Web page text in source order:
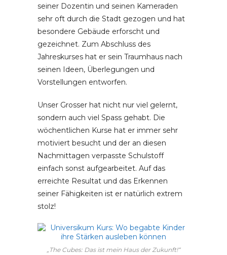
seiner Dozentin und seinen Kameraden
sehr oft durch die Stadt gezogen und hat
besondere Gebäude erforscht und
gezeichnet. Zum Abschluss des
Jahreskurses hat er sein Traumhaus nach
seinen Ideen, Überlegungen und
Vorstellungen entworfen.
Unser Grosser hat nicht nur viel gelernt,
sondern auch viel Spass gehabt. Die
wöchentlichen Kurse hat er immer sehr
motiviert besucht und der an diesen
Nachmittagen verpasste Schulstoff
einfach sonst aufgearbeitet. Auf das
erreichte Resultat und das Erkennen
seiner Fähigkeiten ist er natürlich extrem
stolz!
„The Cubes: Das ist mein Haus der Zukunft!“